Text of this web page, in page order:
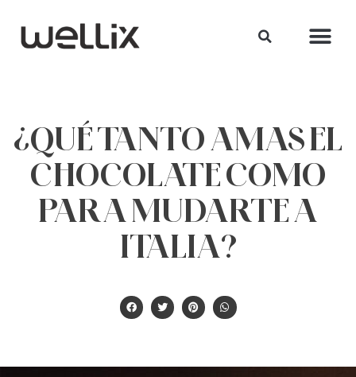
¿QUÉ TANTO AMAS EL
CHOCOLATE COMO
PARA MUDARTE A
ITALIA?